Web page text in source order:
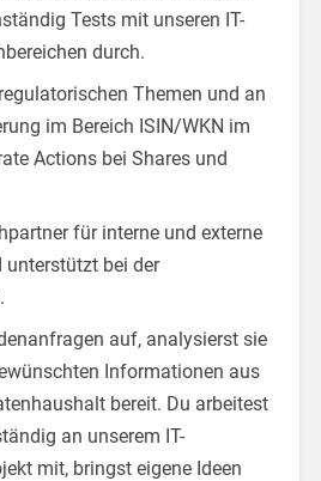
Tests mit unseren IT-
durch.
Themen und an
im Bereich ISIN/WKN im
Actions bei Shares und
für interne und externe
unterstützt bei der
auf, analysierst sie
Informationen aus
bereit. Du arbeitest
an unserem IT-
mit, bringst eigene Ideen